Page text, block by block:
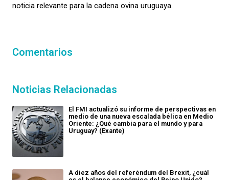
noticia relevante para la cadena ovina uruguaya.
Comentarios
Noticias Relacionadas
El FMI actualizó su informe de perspectivas en
medio de una nueva escalada bélica en Medio
Oriente: ¿Qué cambia para el mundo y para
Uruguay? (Exante)
A diez años del referéndum del Brexit, ¿cuál